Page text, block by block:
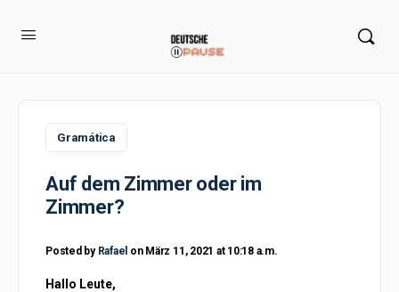
Gramática
Auf dem Zimmer oder im
Zimmer?
Posted by Rafael on März 11, 2021 at 10:18 a.m.
Hallo Leute,